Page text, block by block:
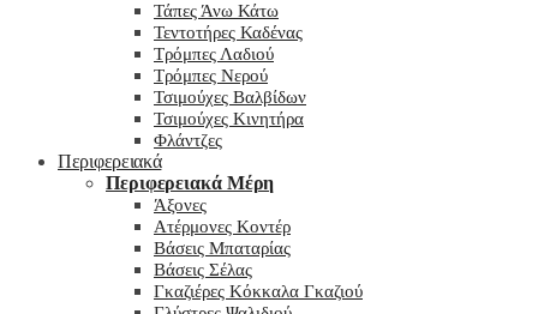
Τάπες Άνω Κάτω
Τεντοτήρες Καδένας
Τρόμπες Λαδιού
Τρόμπες Νερού
Τσιμούχες Βαλβίδων
Τσιμούχες Κινητήρα
Φλάντζες
Περιφερειακά
Περιφερειακά Μέρη
Άξονες
Ατέρμονες Κοντέρ
Βάσεις Μπαταρίας
Βάσεις Σέλας
Γκαζιέρες Κόκκαλα Γκαζιού